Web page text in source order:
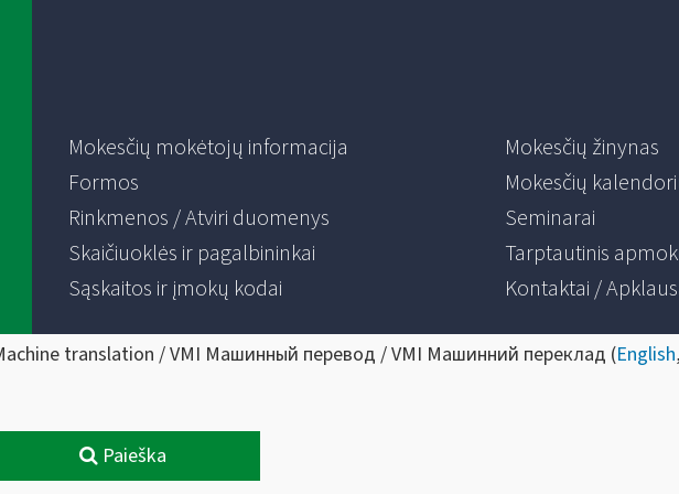
Mokesčių mokėtojų informacija
Formos
Rinkmenos / Atviri duomenys
Skaičiuoklės ir pagalbininkai
Sąskaitos ir įmokų kodai
Mokesčių žinynas
Mokesčių
Seminarai
Tarptautinis
Kontaktai /
translation / VMI Машинный перевод / VMI Машинний переклад (English
Paieška